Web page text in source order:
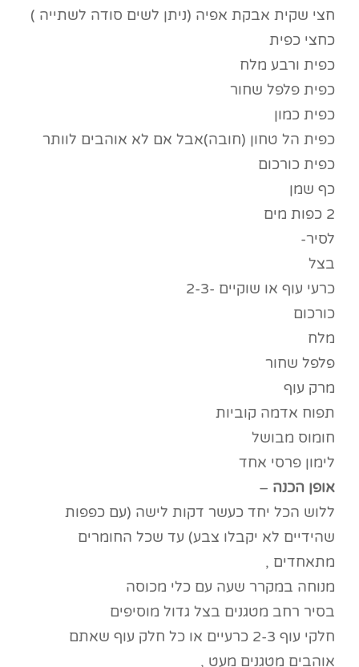
חצי שקית אבקת אפיה (ניתן לשים סודה לשתייה )
כחצי כפית
כפית ורבע מלח
כפית פלפל שחור
כפית כמון
כפית הל טחון (חובה)אבל אם לא אוהבים לוותר
כפית כורכום
כף שמן
2 כפות מים
לסיר-
בצל
כרעי עוף או שוקיים -2-3
כורכום
מלח
פלפל שחור
מרק עוף
תפוח אדמה קוביות
חומוס מבושל
לימון פרסי אחד
אופן הכנה –
ללוש הכל יחד כעשר דקות לישה (עם כפפות
שהידיים לא יקבלו צבע) עד שכל החומרים
מתאחדים ,
מנוחה במקרר שעה עם כלי מכוסה
בסיר רחב מטגנים בצל גדול מוסיפים
חלקי עוף 2-3 כרעיים או כל חלק עוף שאתם
אוהבים מטגנים מעט ,